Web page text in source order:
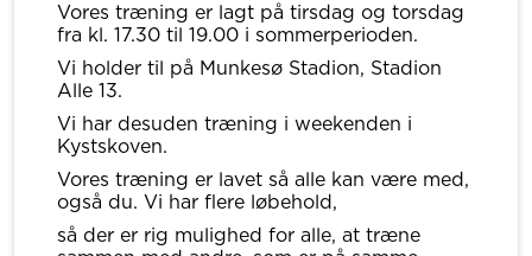
Vores træning er lagt på tirsdag og torsdag
fra kl. 17.30 til 19.00 i sommerperioden.
Vi holder til på Munkesø Stadion, Stadion
Alle 13.
Vi har desuden træning i weekenden i
Kystskoven.
Vores træning er lavet så alle kan være med,
også du. Vi har flere løbehold,
så der er rig mulighed for alle, at træne